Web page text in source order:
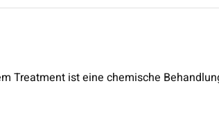
Treatment ist eine chemische